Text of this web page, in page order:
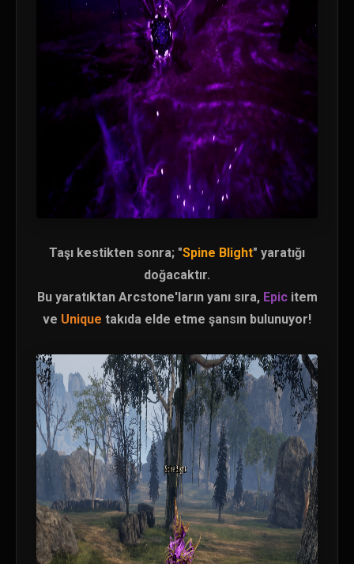
Taşı kestikten sonra; "Spine Blight" yaratığı
doğacaktır.
Bu yaratıktan Arcstone'ların yanı sıra, Epic item
ve Unique takıda elde etme şansın bulunuyor!